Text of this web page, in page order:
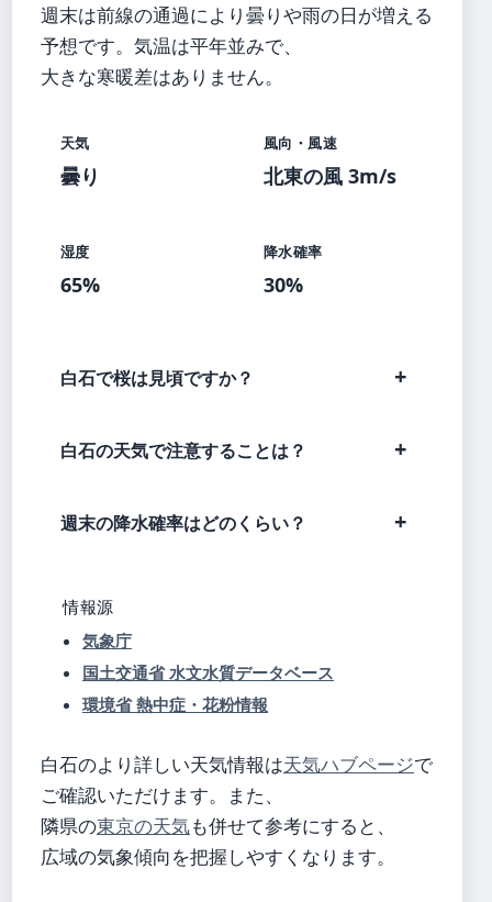
週末は前線の通過により曇りや雨の日が増える
予想です。気温は平年並みで、
大きな寒暖差はありません。
天気
曇り
風向・風速
北東の風 3m/s
湿度
65%
降水確率
30%
白石で桜は見頃ですか？
白石の天気で注意することは？
週末の降水確率はどのくらい？
情報源
気象庁
国土交通省 水文水質データベース
環境省 熱中症・花粉情報
白石のより詳しい天気情報は天気ハブページで
ご確認いただけます。また、
隣県の東京の天気も併せて参考にすると、
広域の気象傾向を把握しやすくなります。